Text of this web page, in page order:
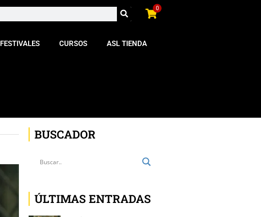
0
FESTIVALES CURSOS ASL TIENDA
BUSCADOR
ÚLTIMAS ENTRADAS